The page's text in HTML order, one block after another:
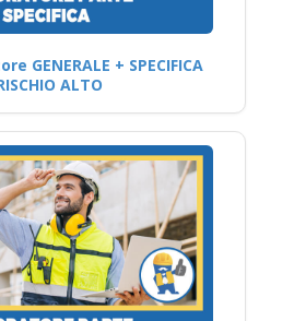
GENERALE + SPECIFICA
ALTO